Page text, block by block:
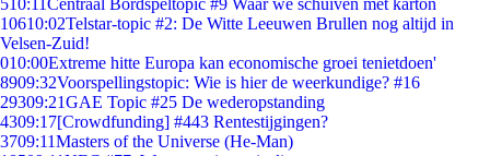
510:11Centraal Bordspeltopic #9 Waar we schuiven met karton
10610:02Telstar-topic #2: De Witte Leeuwen Brullen nog altijd in
Velsen-Zuid!
010:00Extreme hitte Europa kan economische groei tenietdoen'
8909:32Voorspellingstopic: Wie is hier de weerkundige? #16
29309:21GAE Topic #25 De wederopstanding
4309:17[Crowdfunding] #443 Rentestijgingen?
3709:11Masters of the Universe (He-Man)